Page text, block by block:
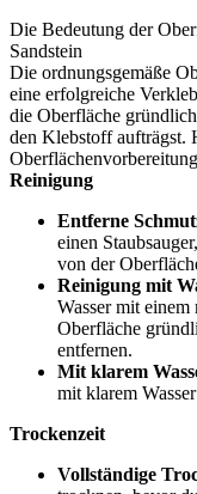
Die Bedeutung der
Sandstein
Die ordnungsgemäße
eine erfolgreiche
die Oberfläche
den Klebstoff aufträgst.
Reinigung
Entferne
einen
von der
Reinigung mit
Wasser mit
Oberfläche
entfernen.
Mit klarem
mit klarem
Trockenzeit
Vollständige